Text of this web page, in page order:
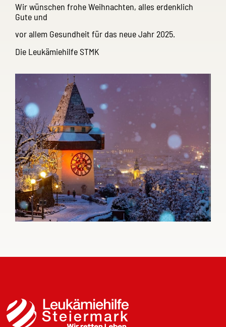
Wir wünschen frohe Weihnachten, alles erdenklich
Gute und
vor allem Gesundheit für das neue Jahr 2025.
Die Leukämiehilfe STMK